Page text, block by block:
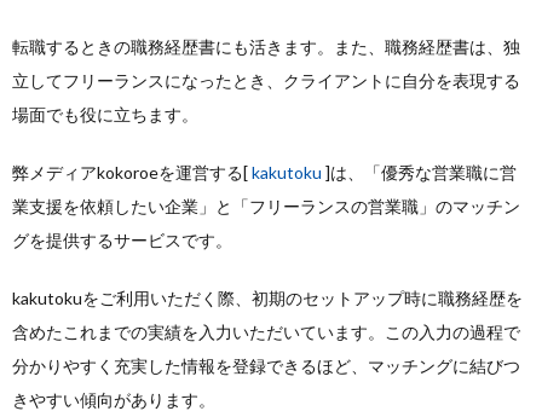
転職するときの職務経歴書にも活きます。また、職務経歴書は、独
立してフリーランスになったとき、クライアントに自分を表現する
場面でも役に立ちます。
弊メディアkokoroeを運営する[kakutoku ]は、「優秀な営業職に営
業支援を依頼したい企業」と「フリーランスの営業職」のマッチン
グを提供するサービスです。
kakutokuをご利用いただく際、初期のセットアップ時に職務経歴を
含めたこれまでの実績を入力いただいています。この入力の過程で
分かりやすく充実した情報を登録できるほど、マッチングに結びつ
きやすい傾向があります。